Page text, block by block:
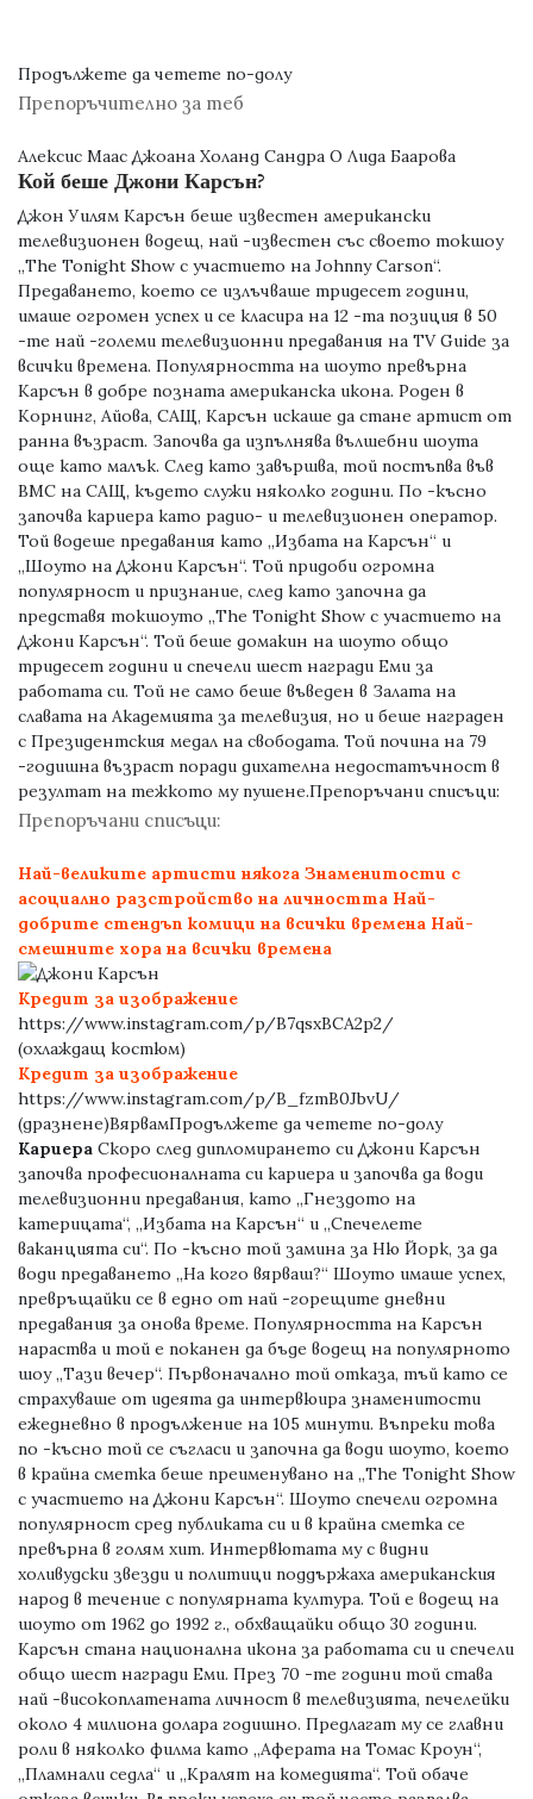
Продължете да четете по-долу
Препоръчително за теб
Алексис Маас Джоана Холанд Сандра О Лида Баарова
Кой беше Джони Карсън?
Джон Уилям Карсън беше известен американски
телевизионен водещ, най -известен със своето токшоу
„The Tonight Show с участието на Johnny Carson“.
Предаването, което се излъчваше тридесет години,
имаше огромен успех и се класира на 12 -та позиция в 50
-те най -големи телевизионни предавания на TV Guide за
всички времена. Популярността на шоуто превърна
Карсън в добре позната американска икона. Роден в
Корнинг, Айова, САЩ, Карсън искаше да стане артист от
ранна възраст. Започва да изпълнява вълшебни шоута
още като малък. След като завършва, той постъпва във
ВМС на САЩ, където служи няколко години. По -късно
започва кариера като радио- и телевизионен оператор.
Той водеше предавания като „Избата на Карсън“ и
„Шоуто на Джони Карсън“. Той придоби огромна
популярност и признание, след като започна да
представя токшоуто „The Tonight Show с участието на
Джони Карсън“. Той беше домакин на шоуто общо
тридесет години и спечели шест награди Еми за
работата си. Той не само беше въведен в Залата на
славата на Академията за телевизия, но и беше награден
с Президентския медал на свободата. Той почина на 79
-годишна възраст поради дихателна недостатъчност в
резултат на тежкото му пушене.Препоръчани списъци:
Препоръчани списъци:
Най-великите артисти някога Знаменитости с
асоциално разстройство на личността Най-
добрите стендъп комици на всички времена Най-
смешните хора на всички времена
Кредит за изображение
https://www.instagram.com/p/B7qsxBCA2p2/
(охлаждащ костюм)
Кредит за изображение
https://www.instagram.com/p/B_fzmB0JbvU/
(дразнене)ВярвамПродължете да четете по-долу
Кариера Скоро след дипломирането си Джони Карсън
започва професионалната си кариера и започва да води
телевизионни предавания, като „Гнездото на
катерицата“, „Избата на Карсън“ и „Спечелете
ваканцията си“. По -късно той замина за Ню Йорк, за да
води предаването „На кого вярваш?“ Шоуто имаше успех,
превръщайки се в едно от най -горещите дневни
предавания за онова време. Популярността на Карсън
нараства и той е поканен да бъде водещ на популярното
шоу „Тази вечер“. Първоначално той отказа, тъй като се
страхуваше от идеята да интервюира знаменитости
ежедневно в продължение на 105 минути. Въпреки това
по -късно той се съгласи и започна да води шоуто, което
в крайна сметка беше преименувано на „The Tonight Show
с участието на Джони Карсън“. Шоуто спечели огромна
популярност сред публиката си и в крайна сметка се
превърна в голям хит. Интервютата му с видни
холивудски звезди и политици поддържаха американския
народ в течение с популярната култура. Той е водещ на
шоуто от 1962 до 1992 г., обхващайки общо 30 години.
Карсън стана национална икона за работата си и спечели
общо шест награди Еми. През 70 -те години той става
най -високоплатената личност в телевизията, печелейки
около 4 милиона долара годишно. Предлагат му се главни
роли в няколко филма като „Аферата на Томас Кроун“,
„Пламнали седла“ и „Кралят на комедията“. Той обаче